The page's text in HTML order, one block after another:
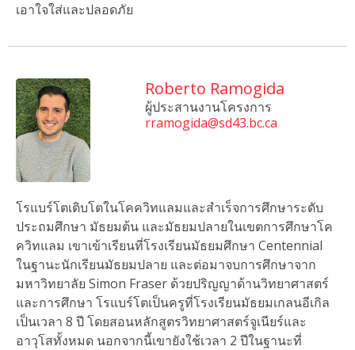
เอาใจใส่และปลอดภัย
Roberto Ramogida
ผู้ประสานงานโครงการ
rramogida@sd43.bc.ca
โรแบร์โตเติบโตในโคควิทแลมและสําเร็จการศึกษาระดับ
ประถมศึกษา มัธยมต้น และมัธยมปลายในเขตการศึกษาโค
ควิทแลม เขาเข้าเรียนที่โรงเรียนมัธยมศึกษา Centennial
ในฐานะนักเรียนมัธยมปลาย และต่อมาจบการศึกษาจาก
มหาวิทยาลัย Simon Fraser ด้วยปริญญาด้านวิทยาศาสตร์
และการศึกษา โรแบร์โตเป็นครูที่โรงเรียนมัธยมเกลนอีเกิล
เป็นเวลา 8 ปี โดยสอนหลักสูตรวิทยาศาสตร์จูเนียร์และ
อาวุโสทั้งหมด นอกจากนี้เขายังใช้เวลา 2 ปีในฐานะที่